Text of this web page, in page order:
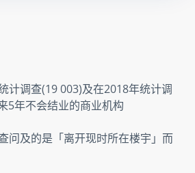
计调查(19 003)及在2018年统计调
5年不会结业的商业机构
问及的是「离开现时所在楼宇」而